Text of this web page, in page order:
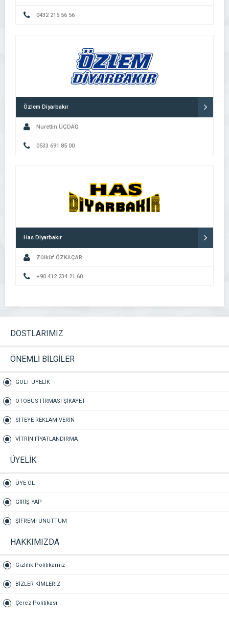
0432 215 56 56
Özlem Diyarbakır
Nurettin ÜÇDAĞ
0533 691 85 00
Has Diyarbakır
Zülküf ÖZKAÇAR
+90 412 234 21 60
DOSTLARIMIZ
ÖNEMLİ BİLGİLER
GOLT ÜYELİK
OTOBÜS FİRMASI ŞİKAYET
SİTEYE REKLAM VERİN
VİTRİN FİYATLANDIRMA
ÜYELİK
ÜYE OL
GİRİŞ YAP
ŞİFREMİ UNUTTUM
HAKKIMIZDA
Gizlilik Politikamız
BİZLER KİMLERİZ
Çerez Politikası